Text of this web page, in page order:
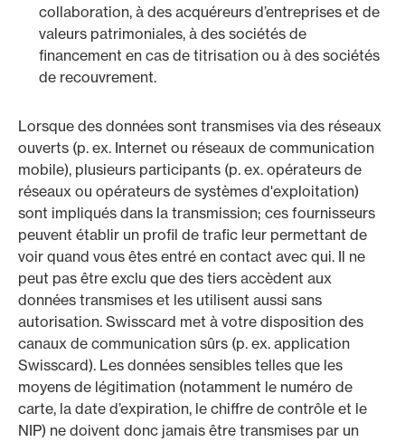
collaboration, à des acquéreurs d’entreprises et de
valeurs patrimoniales, à des sociétés de
financement en cas de titrisation ou à des sociétés
de recouvrement.
Lorsque des données sont transmises via des réseaux
ouverts (p. ex. Internet ou réseaux de communication
mobile), plusieurs participants (p. ex. opérateurs de
réseaux ou opérateurs de systèmes d'exploitation)
sont impliqués dans la transmission; ces fournisseurs
peuvent établir un profil de trafic leur permettant de
voir quand vous êtes entré en contact avec qui. Il ne
peut pas être exclu que des tiers accèdent aux
données transmises et les utilisent aussi sans
autorisation. Swisscard met à votre disposition des
canaux de communication sûrs (p. ex. application
Swisscard). Les données sensibles telles que les
moyens de légitimation (notamment le numéro de
carte, la date d’expiration, le chiffre de contrôle et le
NIP) ne doivent donc jamais être transmises par un